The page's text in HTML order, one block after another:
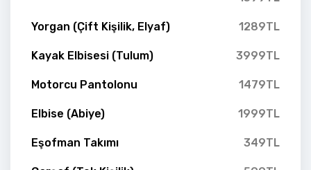
Yorgan (Çift Kişilik, Elyaf) 1289TL
Kayak Elbisesi (Tulum) 3999TL
Motorcu Pantolonu 1479TL
Elbise (Abiye) 1999TL
Eşofman Takımı 349TL